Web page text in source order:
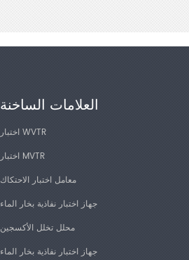
العلامات الساخنة
اختبار WVTR
اختبار MVTR
معامل اختبار الاحتكاك
جهاز اختبار نفاذية بخار الماء
محلل تخلل الأكسجين
جهاز اختبار نفاذية بخار الماء